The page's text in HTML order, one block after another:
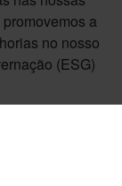
a
no nosso
(ESG)